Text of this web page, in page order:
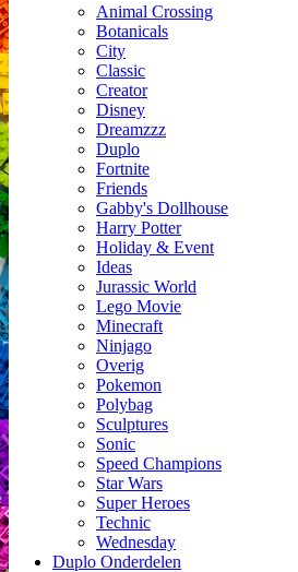
Animal Crossing
Botanicals
City
Classic
Creator
Disney
Dreamzzz
Duplo
Fortnite
Friends
Gabby's Dollhouse
Harry Potter
Holiday & Event
Ideas
Jurassic World
Lego Movie
Minecraft
Ninjago
Overig
Pokemon
Polybag
Sculptures
Sonic
Speed Champions
Star Wars
Super Heroes
Technic
Wednesday
Duplo Onderdelen